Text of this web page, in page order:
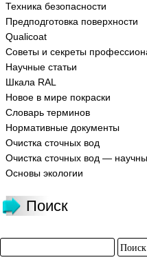
Техника безопасности
Предподготовка поверхности
Qualicoat
Советы и секреты
Научные статьи
Шкала RAL
Новое в мире покраски
Словарь терминов
Нормативные документы
Очистка сточных вод
Очистка сточных вод —
Основы экологии
Поиск